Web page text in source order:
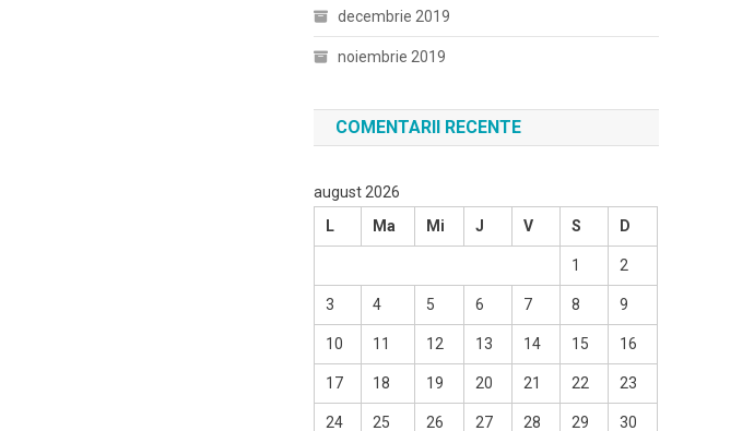
decembrie 2019
noiembrie 2019
COMENTARII RECENTE
august 2026
L
Ma Mi J V S D
1 2
3 4 5 6 7 8 9
10 11 12 13 14 15 16
17 18 19 20 21 22 23
24 25 26 27 28 29 30